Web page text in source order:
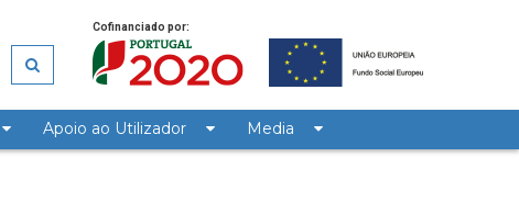
Cofinanciado por:
Apoio ao Utilizador Media